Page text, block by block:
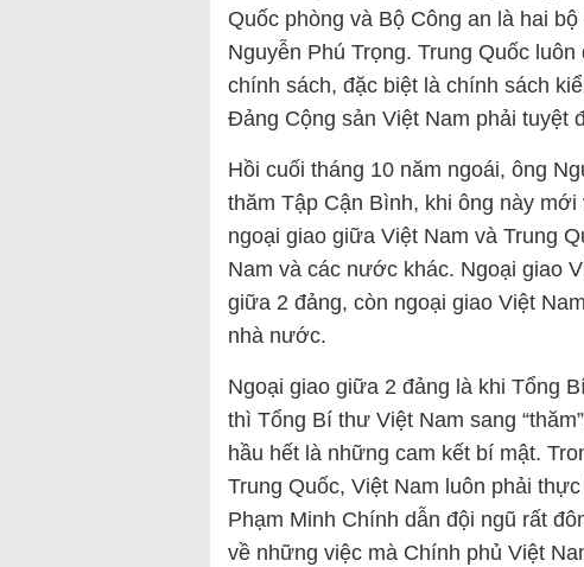
Quốc phòng và Bộ Công an là hai
Nguyễn Phú Trọng. Trung Quốc
chính sách, đặc biệt là chính sách
Đảng Cộng sản Việt Nam phải tuyệt
Hồi cuối tháng 10 năm ngoái, ông
thăm Tập Cận Bình, khi ông này
ngoại giao giữa Việt Nam và Trung
Nam và các nước khác. Ngoại giao
giữa 2 đảng, còn ngoại giao Việt
nhà nước.
Ngoại giao giữa 2 đảng là khi Tổng
thì Tổng Bí thư Việt Nam sang
hầu hết là những cam kết bí mật.
Trung Quốc, Việt Nam luôn phải
Phạm Minh Chính dẫn đội ngũ rất
về những việc mà Chính phủ Việt